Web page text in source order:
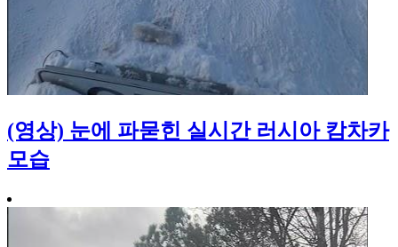
(영상) 눈에 파묻힌 실시간 러시아 캄차카
모습